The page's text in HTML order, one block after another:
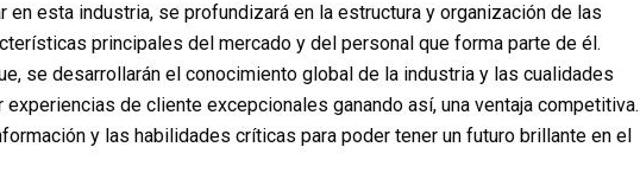
en esta industria, se profundizará en la estructura y organización de las
principales del mercado y del personal que forma parte de él.
se desarrollarán el conocimiento global de la industria y las cualidades
de cliente excepcionales ganando así, una ventaja competitiva.
y las habilidades críticas para poder tener un futuro brillante en el